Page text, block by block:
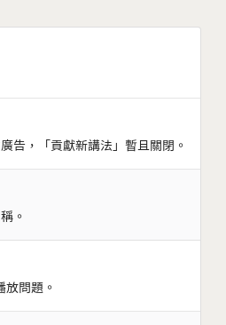
告，「貢獻新講法」暫且關閉。
。
問題。